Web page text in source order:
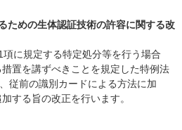
ための生体認証技術の許容に関する改
に規定する特定処分等を行う場合
置を講ずべきことを規定した特例法
従前の識別カードによる方法に加
する旨の改正を行います。